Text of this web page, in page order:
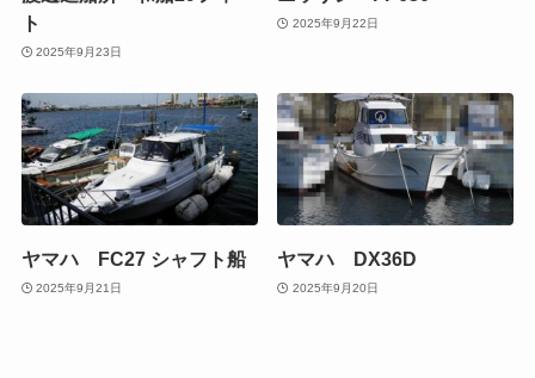
ト
2025年9月23日
2025年9月22日
ヤマハ FC27 シャフト船
2025年9月21日
ヤマハ DX36D
2025年9月20日